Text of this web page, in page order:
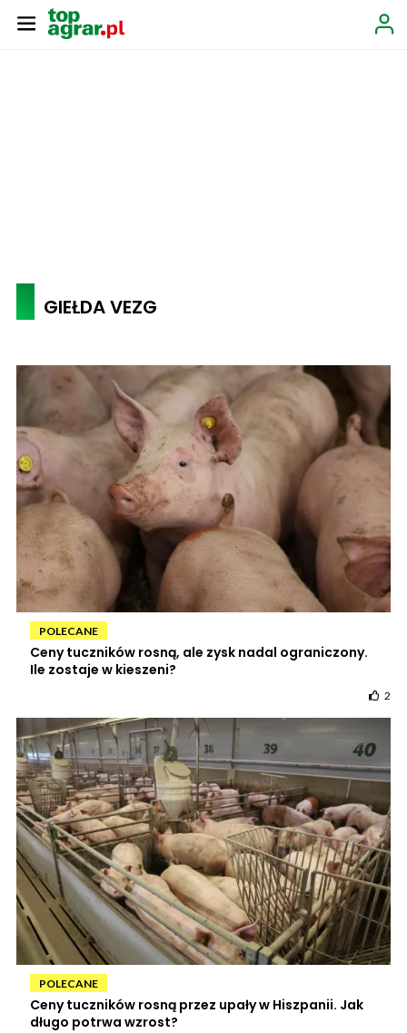
GIEŁDA VEZG
POLECANE
Ceny tuczników rosną, ale zysk nadal ograniczony.
Ile zostaje w kieszeni?
2
POLECANE
Ceny tuczników rosną przez upały w Hiszpanii. Jak
długo potrwa wzrost?